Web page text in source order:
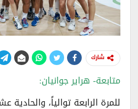
شارك
متابعة- هراير جوانيان:
للمرة الرابعة توالياً، والحادية